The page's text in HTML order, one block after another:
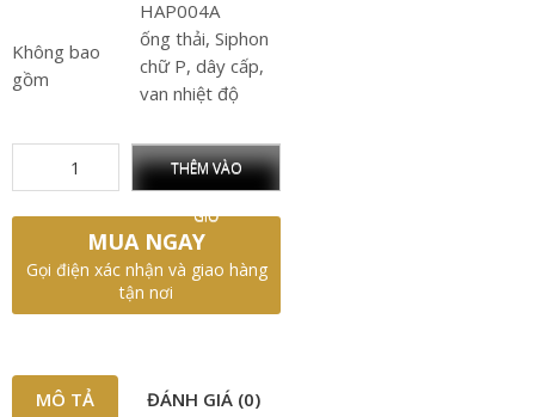
HAP004A
Không bao
gồm
ống thải, Siphon
chữ P, dây cấp,
van nhiệt độ
THÊM VÀO
GIỎ
MUA NGAY
Gọi điện xác nhận và giao hàng
tận nơi
MÔ TẢ ĐÁNH GIÁ (0)